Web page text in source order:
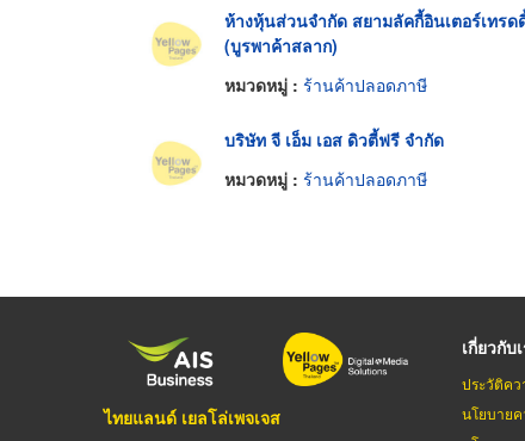
ห้างหุ้นส่วนจำกัด สยามลัคกี้อินเตอร์เทรด
(บูรพาค้าสลาก)
หมวดหมู่ : ร้านค้าปลอดภาษี
บริษัท จี เอ็ม เอส ดิวตี้ฟรี จำกัด
หมวดหมู่ : ร้านค้าปลอดภาษี
ไทยแลนด์ เยลโล่เพจเจส
เกี่ยวกับ
ประวัติค
นโยบาย